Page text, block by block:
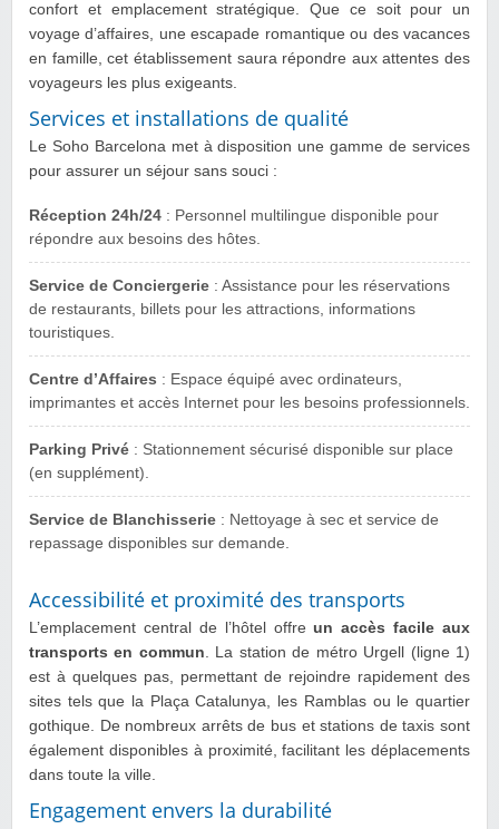
confort et emplacement stratégique. Que ce soit pour un
voyage d’affaires, une escapade romantique ou des vacances
en famille, cet établissement saura répondre aux attentes des
voyageurs les plus exigeants.
Services et installations de qualité
Le Soho Barcelona met à disposition une gamme de services
pour assurer un séjour sans souci :
Réception 24h/24 : Personnel multilingue disponible pour
répondre aux besoins des hôtes.
Service de Conciergerie : Assistance pour les réservations
de restaurants, billets pour les attractions, informations
touristiques.
Centre d’Affaires : Espace équipé avec ordinateurs,
imprimantes et accès Internet pour les besoins professionnels.
Parking Privé : Stationnement sécurisé disponible sur place
(en supplément).
Service de Blanchisserie : Nettoyage à sec et service de
repassage disponibles sur demande.
Accessibilité et proximité des transports
L’emplacement central de l’hôtel offreun accès facile aux
transports en commun. La station de métro Urgell (ligne 1)
est à quelques pas, permettant de rejoindre rapidement des
sites tels que la Plaça Catalunya, les Ramblas ou le quartier
gothique. De nombreux arrêts de bus et stations de taxis sont
également disponibles à proximité, facilitant les déplacements
dans toute la ville.
Engagement envers la durabilité